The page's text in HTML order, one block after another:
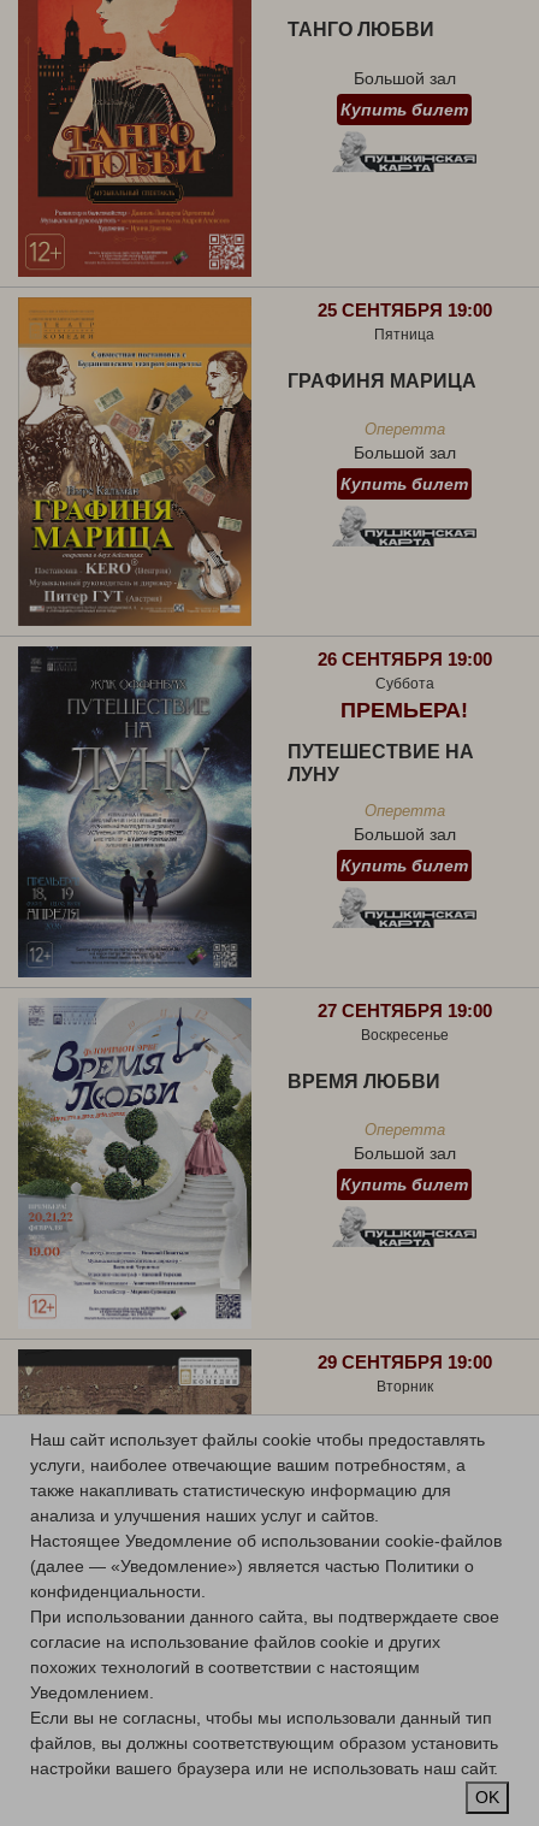
Наш сайт использует файлы cookie чтобы предоставлять
услуги, наиболее отвечающие вашим потребностям, а
также накапливать статистическую информацию для
анализа и улучшения наших услуг и сайтов.
Настоящее Уведомление об использовании cookie-файлов
(далее — «Уведомление») является частью Политики о
конфиденциальности.
При использовании данного сайта, вы подтверждаете свое
согласие на использование файлов cookie и других
похожих технологий в соответствии с настоящим
Уведомлением.
Если вы не согласны, чтобы мы использовали данный тип
файлов, вы должны соответствующим образом установить
настройки вашего браузера или не использовать наш сайт.
OK
ТАНГО ЛЮБВИ
Большой зал
Купить билет
25 СЕНТЯБРЯ 19:00
Пятница
ГРАФИНЯ МАРИЦА
Оперетта
Большой зал
Купить билет
26 СЕНТЯБРЯ 19:00
Суббота
ПРЕМЬЕРА!
ПУТЕШЕСТВИЕ НА
ЛУНУ
Оперетта
Большой зал
Купить билет
27 СЕНТЯБРЯ 19:00
Воскресенье
ВРЕМЯ ЛЮБВИ
Оперетта
Большой зал
Купить билет
29 СЕНТЯБРЯ 19:00
Вторник
ГРАФ ЛЮКСЕМБУРГ
Оперетта
Большой зал
Купить билет
Среда
ВЕСЕЛАЯ ВДОВА